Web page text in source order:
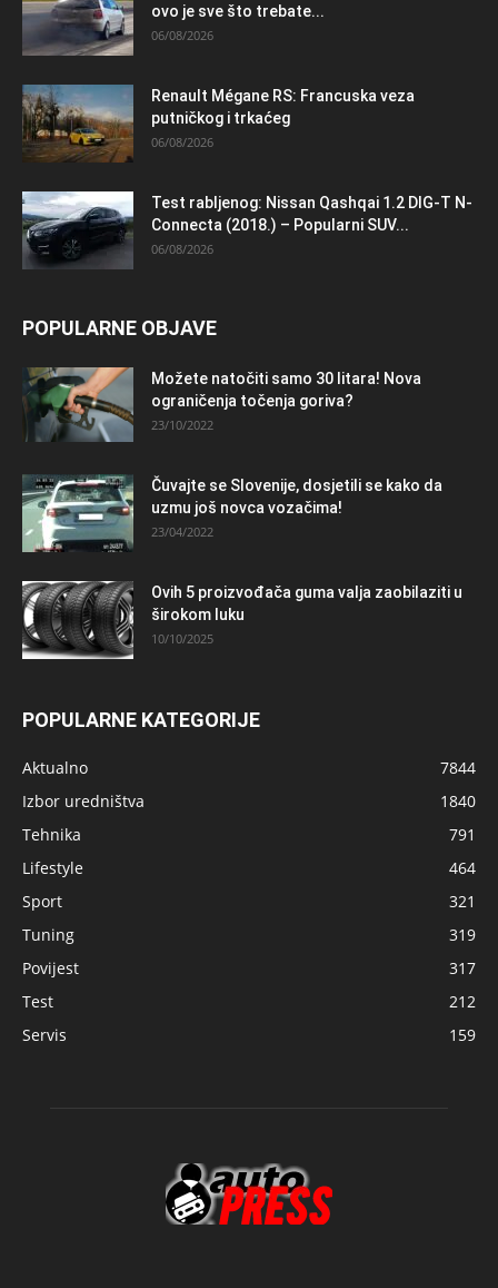
ovo je sve što trebate...
06/08/2026
Renault Mégane RS: Francuska veza
putničkog i trkaćeg
06/08/2026
Test rabljenog: Nissan Qashqai 1.2 DIG-T N-
Connecta (2018.) – Popularni SUV...
06/08/2026
POPULARNE OBJAVE
Možete natočiti samo 30 litara! Nova
ograničenja točenja goriva?
23/10/2022
Čuvajte se Slovenije, dosjetili se kako da
uzmu još novca vozačima!
23/04/2022
Ovih 5 proizvođača guma valja zaobilaziti u
širokom luku
10/10/2025
POPULARNE KATEGORIJE
Aktualno
7844
Izbor uredništva
1840
Tehnika
791
Lifestyle
464
Sport
321
Tuning
319
Povijest
317
Test
212
Servis
159